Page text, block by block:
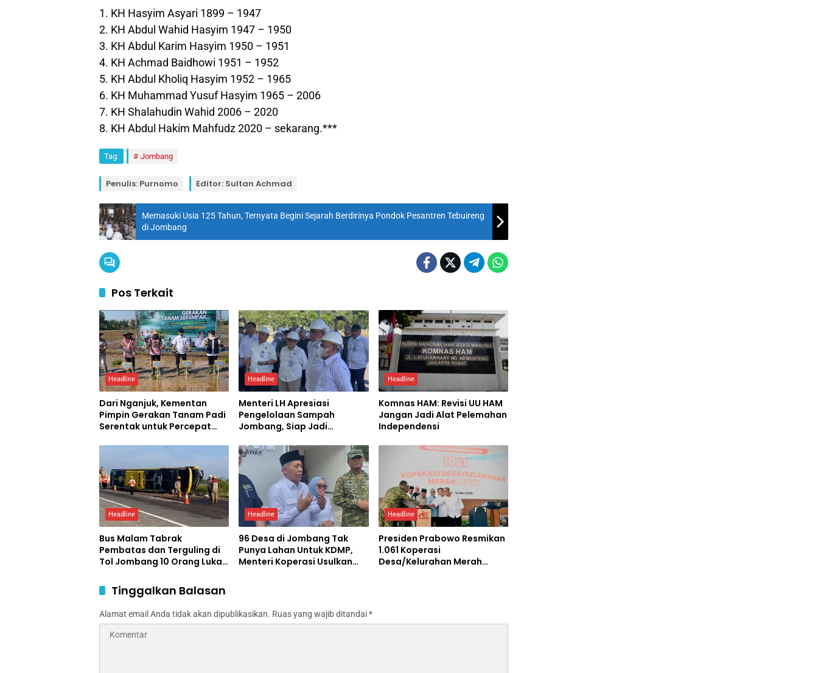
1. KH Hasyim Asyari 1899 – 1947
2. KH Abdul Wahid Hasyim 1947 – 1950
3. KH Abdul Karim Hasyim 1950 – 1951
4. KH Achmad Baidhowi 1951 – 1952
5. KH Abdul Kholiq Hasyim 1952 – 1965
6. KH Muhammad Yusuf Hasyim 1965 – 2006
7. KH Shalahudin Wahid 2006 – 2020
8. KH Abdul Hakim Mahfudz 2020 – sekarang.***
Tag: Jombang
Penulis: Purnomo Editor: Sultan Achmad
Memasuki Usia 125 Tahun, Ternyata Begini Sejarah Berdirinya Pondok Pesantren Tebuireng
di Jombang
Pos Terkait
Headline
Dari Nganjuk, Kementan
Pimpin Gerakan Tanam Padi
Serentak untuk Percepat
Headline
Menteri LH Apresiasi
Pengelolaan Sampah
Jombang, Siap Jadi
Headline
Komnas HAM: Revisi UU HAM
Jangan Jadi Alat Pelemahan
Independensi
Headline
Bus Malam Tabrak
Pembatas dan Terguling di
Tol Jombang 10 Orang Luka-
Headline
96 Desa di Jombang Tak
Punya Lahan Untuk KDMP,
Menteri Koperasi Usulkan
Headline
Presiden Prabowo Resmikan
1.061 Koperasi
Desa/Kelurahan Merah
Tinggalkan Balasan
Alamat email Anda tidak akan dipublikasikan. Ruas yang wajib ditandai*